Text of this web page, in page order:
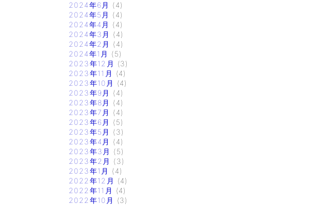
2024年6月
(4)
2024年5月
(4)
2024年4月
(4)
2024年3月
(4)
2024年2月
(4)
2024年1月
(5)
2023年12月
(3)
2023年11月
(4)
2023年10月
(4)
2023年9月
(4)
2023年8月
(4)
2023年7月
(4)
2023年6月
(5)
2023年5月
(3)
2023年4月
(4)
2023年3月
(5)
2023年2月
(3)
2023年1月
(4)
2022年12月
(4)
2022年11月
(4)
2022年10月
(3)